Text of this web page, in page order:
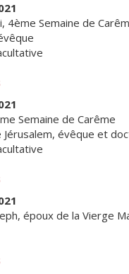
4ème Semaine de
Semaine de Carême
Jérusalem, évêque et
époux de la Vierge